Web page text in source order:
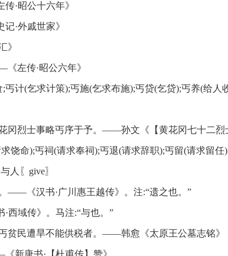
·昭公十六年》
·外戚世家》
》
左传·昭公六年》
;丐计(乞求计策);丐施(乞求布施);丐贷(乞贷);丐养(给人
冈烈士事略丐序于予。——孙文《【黄花冈七十二烈
饶命);丐祠(请求奉祠);丐退(请求辞职);丐留(请求留任
人〖give〗
——《汉书·广川惠王越传》。注:“遗之也。”
西域传》。马注:“与也。”
贫民遭旱不能供税者。——韩愈《太原王公墓志铭》
新唐书·【杜甫传】赞》